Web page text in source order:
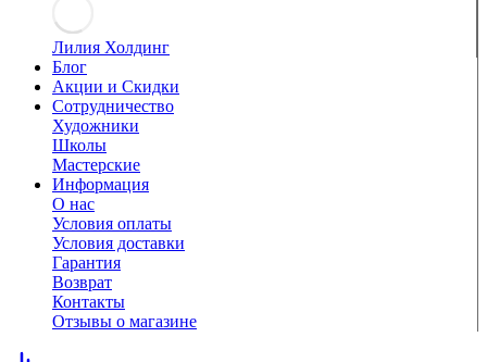
Лилия Холдинг
Блог
Акции и Скидки
Сотрудничество
Художники
Школы
Мастерские
Информация
О нас
Условия оплаты
Условия доставки
Гарантия
Возврат
Контакты
Отзывы о магазине